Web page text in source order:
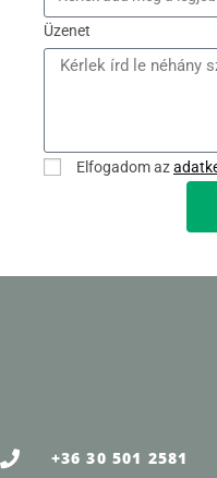
Üzenet
Elfogadom az
+36 30 501 2581